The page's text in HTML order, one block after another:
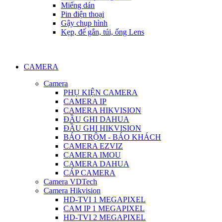
Miếng dán
Pin điện thoại
Gậy chụp hình
Kẹp, đế gắn, túi, ống Lens
CAMERA
Camera
PHỤ KIỆN CAMERA
CAMERA IP
CAMERA HIKVISION
ĐẦU GHI DAHUA
ĐẦU GHI HIKVISION
BÁO TRỘM - BÁO KHÁCH
CAMERA EZVIZ
CAMERA IMOU
CAMERA DAHUA
CÁP CAMERA
Camera VDTech
Camera Hikvision
HD-TVI 1 MEGAPIXEL
CAM IP 1 MEGAPIXEL
HD-TVI 2 MEGAPIXEL